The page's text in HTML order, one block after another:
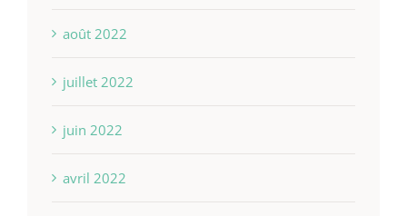
août 2022
juillet 2022
juin 2022
avril 2022